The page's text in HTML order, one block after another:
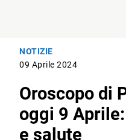
NOTIZIE
09 Aprile 2024
Oroscopo di
oggi 9
e salute